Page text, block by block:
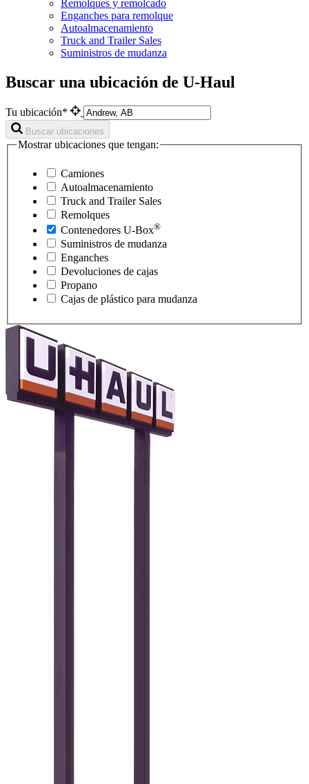
Remolques y remolcado
Enganches para remolque
Autoalmacenamiento
Truck and Trailer Sales
Suministros de mudanza
Buscar una ubicación de U-Haul
Tu ubicación*
Buscar ubicaciones
Mostrar ubicaciones que tengan:
Camiones
Autoalmacenamiento
Truck and Trailer Sales
Remolques
Contenedores U-Box®
Suministros de mudanza
Enganches
Devoluciones de cajas
Propano
Cajas de plástico para mudanza